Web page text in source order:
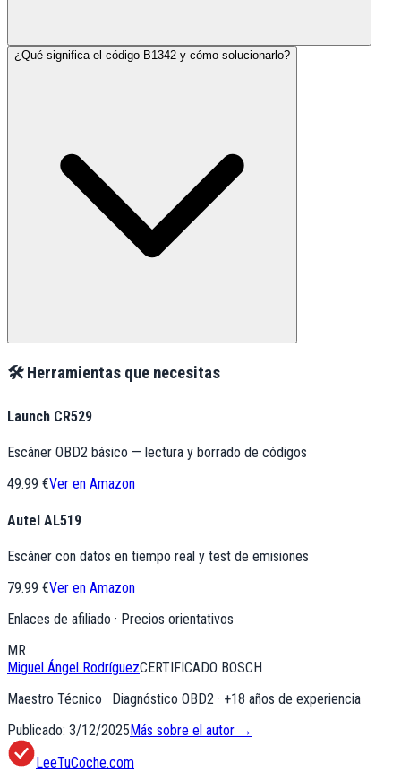
¿Qué significa el código B1342 y cómo solucionarlo?
🛠️ Herramientas que necesitas
Launch CR529
Escáner OBD2 básico — lectura y borrado de códigos
49.99 €Ver en Amazon
Autel AL519
Escáner con datos en tiempo real y test de emisiones
79.99 €Ver en Amazon
Enlaces de afiliado · Precios orientativos
MR
Miguel Ángel RodríguezCERTIFICADO BOSCH
Maestro Técnico · Diagnóstico OBD2 · +18 años de experiencia
Publicado: 3/12/2025Más sobre el autor →
LeeTuCoche.com